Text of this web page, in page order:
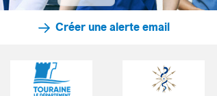
Créer une alerte email